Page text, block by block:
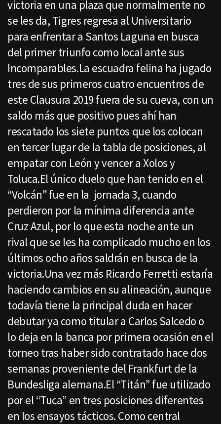
victoria en una plaza que normalmente no
se les da, Tigres regresa al Universitario
para enfrentar a Santos Laguna en busca
del primer triunfo como local ante sus
Incomparables.La escuadra felina ha jugado
tres de sus primeros cuatro encuentros de
este Clausura 2019 fuera de su cueva, con un
saldo más que positivo pues ahí han
rescatado los siete puntos que los colocan
en tercer lugar de la tabla de posiciones, al
empatar con León y vencer a Xolos y
Toluca.El único duelo que han tenido en el
“Volcán” fue en la jornada 3, cuando
perdieron por la mínima diferencia ante
Cruz Azul, por lo que esta noche ante un
rival que se les ha complicado mucho en los
últimos ocho años saldrán en busca de la
victoria.Una vez más Ricardo Ferretti estaría
haciendo cambios en su alineación, aunque
todavía tiene la principal duda en hacer
debutar ya como titular a Carlos Salcedo o
lo deja en la banca por primera ocasión en el
torneo tras haber sido contratado hace dos
semanas proveniente del Frankfurt de la
Bundesliga alemana.El “Titán” fue utilizado
por el “Tuca” en tres posiciones diferentes
en los ensayos tácticos. Como central